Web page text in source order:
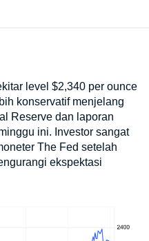
level $2,340 per ounce
konservatif menjelang
Reserve dan laporan
ini. Investor sangat
The Fed setelah
ekspektasi